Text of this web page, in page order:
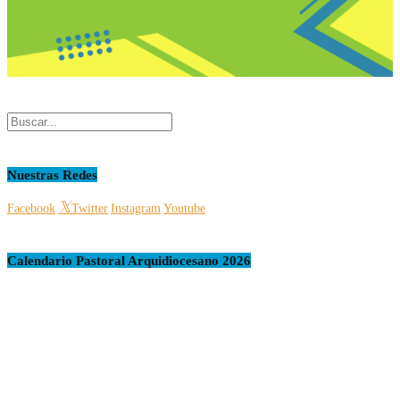
Nuestras Redes
Facebook Twitter Instagram Youtube
Calendario Pastoral Arquidiocesano 2026